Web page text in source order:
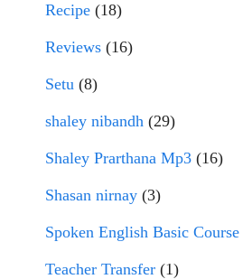
Recipe (18)
Reviews (16)
Setu (8)
shaley nibandh (29)
Shaley Prarthana Mp3 (16)
Shasan nirnay (3)
Spoken English Basic Course
Teacher Transfer (1)